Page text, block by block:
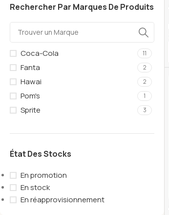
Rechercher Par Marques De Produits
Coca-Cola 11
Fanta 2
Hawai 2
Pom's 1
Sprite 3
État Des Stocks
En promotion
En stock
En réapprovisionnement